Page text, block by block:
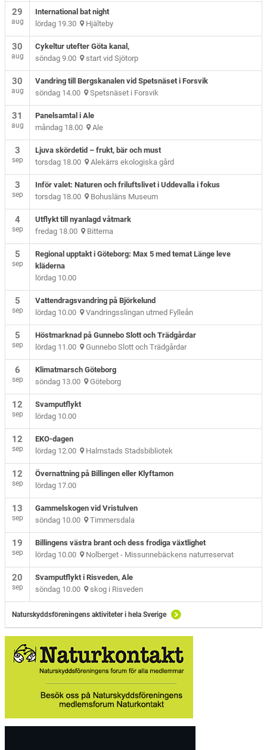
29
aug
International bat night
lördag 19.30 Hjälteby
30
aug
Cykeltur utefter Göta kanal,
söndag 9.00 start vid Sjötorp
30
aug
Vandring till Bergskanalen vid Spetsnäset i Forsvik
söndag 14.00 Spetsnäset i Forsvik
31
aug
Panelsamtal i Ale
måndag 18.00 Ale
3
sep
Ljuva skördetid – frukt, bär och must
torsdag 18.00 Alekärrs ekologiska gård
3
sep
Inför valet: Naturen och friluftslivet i Uddevalla i fokus
torsdag 18.00 Bohusläns Museum
4
sep
Utflykt till nyanlagd våtmark
fredag 18.00 Bitterna
5
sep
Regional upptakt i Göteborg: Max 5 med temat Länge leve
kläderna
lördag 10.00
5
sep
Vattendragsvandring på Björkelund
lördag 10.00 Vandringsslingan utmed Fylleån
5
sep
Höstmarknad på Gunnebo Slott och Trädgårdar
lördag 11.00 Gunnebo Slott och Trädgårdar
6
sep
Klimatmarsch Göteborg
söndag 13.00 Göteborg
12
sep
Svamputflykt
lördag 10.00
12
sep
EKO-dagen
lördag 12.00 Halmstads Stadsbibliotek
12
sep
Övernattning på Billingen eller Klyftamon
lördag 17.00
13
sep
Gammelskogen vid Vristulven
söndag 10.00 Timmersdala
19
sep
Billingens västra brant och dess frodiga växtlighet
lördag 10.00 Nolberget - Missunnebäckens naturreservat
20
sep
Svamputflykt i Risveden, Ale
söndag 10.00 skog i Risveden
Naturskyddsföreningens aktiviteter i hela Sverige